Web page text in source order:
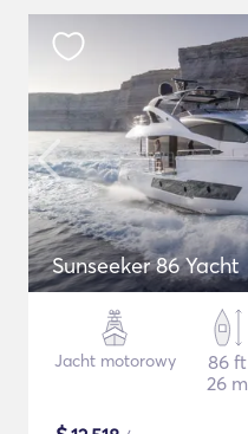
Sunseeker 86 Yacht
Jacht motorowy
86 ft
26 m